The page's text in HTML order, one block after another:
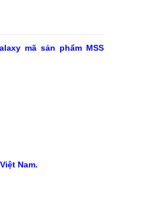
mã sản phẩm MSS
Nam.